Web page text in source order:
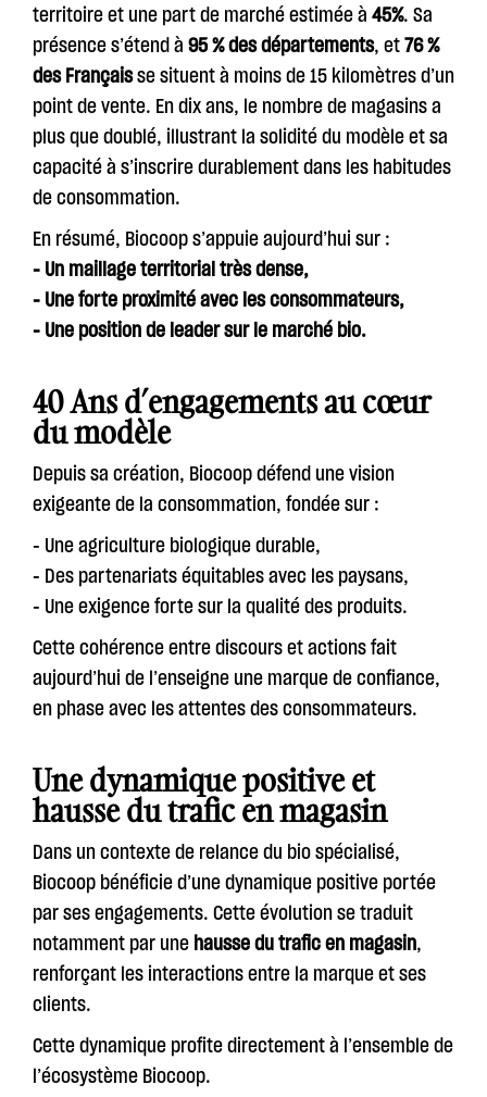
territoire et une part de marché estimée à 45%. Sa
présence s’étend à 95 % des départements, et76 %
des Françaisse situent à moins de 15 kilomètres d’un
point de vente. En dix ans, le nombre de magasins a
plus que doublé, illustrant la solidité du modèle et sa
capacité à s’inscrire durablement dans les habitudes
de consommation.
En résumé, Biocoop s’appuie aujourd’hui sur :
- Un maillage territorial très dense,
- Une forte proximité avec les consommateurs,
- Une position de leader sur le marché bio.
40 Ans d’engagements au cœur
du modèle
Depuis sa création, Biocoop défend une vision
exigeante de la consommation, fondée sur :
- Une agriculture biologique durable,
- Des partenariats équitables avec les paysans,
- Une exigence forte sur la qualité des produits.
Cette cohérence entre discours et actions fait
aujourd’hui de l’enseigne une marque de confiance,
en phase avec les attentes des consommateurs.
Une dynamique positive et
hausse du trafic en magasin
Dans un contexte de relance du bio spécialisé,
Biocoop bénéficie d’une dynamique positive portée
par ses engagements. Cette évolution se traduit
notamment par une hausse du trafic en magasin,
renforçant les interactions entre la marque et ses
clients.
Cette dynamique profite directement à l’ensemble de
l’écosystème Biocoop.